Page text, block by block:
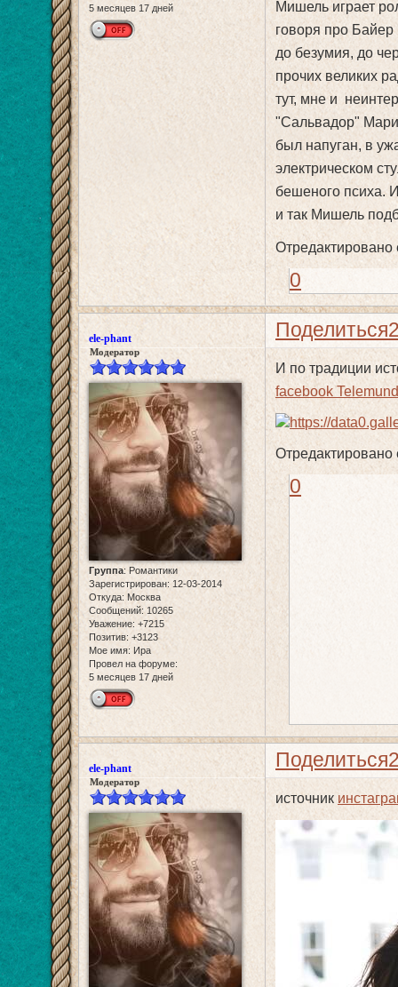
5 месяцев 17 дней
Мишель играет
говоря про Байер
до безумия, до
прочих великих
тут, мне и
"Сальвадор"
был напуган, в
электрическом
бешеного психа.
и так Мишель
Отредактировано
0
Поделиться
ele-phant
Модератор
Группа: Романтики
Зарегистрирован: 12-03-2014
Откуда: Москва
Сообщений:10265
Уважение: +7215
Позитив: +3123
Мое имя: Ира
Провел на форуме:
5 месяцев 17 дней
И по традиции
facebook
Отредактировано
0
Поделиться
ele-phant
Модератор
источник